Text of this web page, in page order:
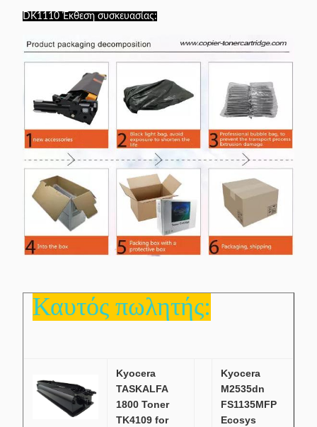
DK1110 Έκθεση συσκευασίας:
Καυτός πωλητής:
Kyocera
TASKALFA
1800 Toner
TK4109 for
Kyocera
M2535dn
FS1135MFP
Ecosys